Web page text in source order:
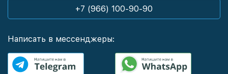
+7 (966) 100-90-90
Написать в мессенджеры: